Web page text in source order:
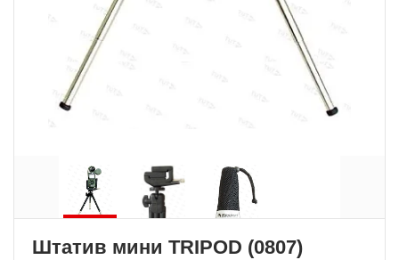
Штатив мини TRIPOD (0807)